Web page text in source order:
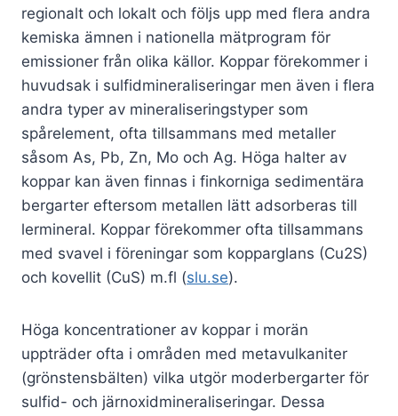
regionalt och lokalt och följs upp med flera andra
kemiska ämnen i nationella mätprogram för
emissioner från olika källor. Koppar förekommer i
huvudsak i sulfidmineraliseringar men även i flera
andra typer av mineraliseringstyper som
spårelement, ofta tillsammans med metaller
såsom As, Pb, Zn, Mo och Ag. Höga halter av
koppar kan även finnas i finkorniga sedimentära
bergarter eftersom metallen lätt adsorberas till
lermineral. Koppar förekommer ofta tillsammans
med svavel i föreningar som kopparglans (Cu2S)
och kovellit (CuS) m.fl (slu.se).
Höga koncentrationer av koppar i morän
uppträder ofta i områden med metavulkaniter
(grönstensbälten) vilka utgör moderbergarter för
sulfid- och järnoxidmineraliseringar. Dessa